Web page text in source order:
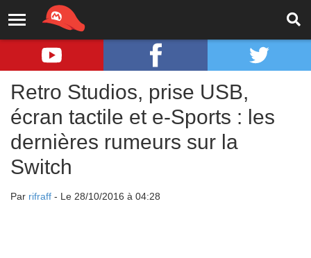
Retro Studios, prise USB,
écran tactile et e-Sports : les
dernières rumeurs sur la
Switch
Par rifraff - Le 28/10/2016 à 04:28